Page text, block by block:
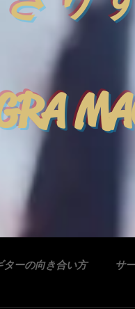
ターの向き合い方 サ